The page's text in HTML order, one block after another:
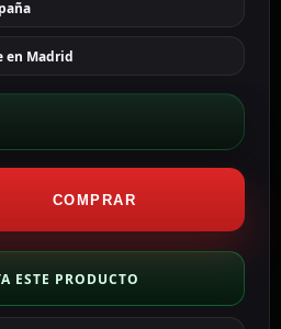
Madrid
COMPRAR
ESTE PRODUCTO